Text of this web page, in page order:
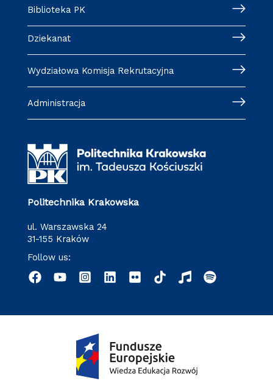
Biblioteka PK
Dziekanat
Wydziałowa Komisja Rekrutacyjna
Administracja
Politechnika Krakowska
ul. Warszawska 24
31-155 Kraków
Follow us: